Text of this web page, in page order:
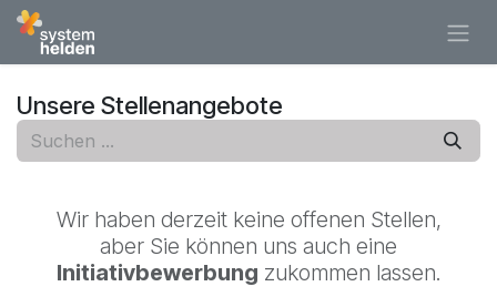
Zum Inhalt springen
Unsere Stellenangebote
Wir haben derzeit keine offenen Stellen,
aber Sie können uns auch eine
Initiativbewerbung zukommen lassen.